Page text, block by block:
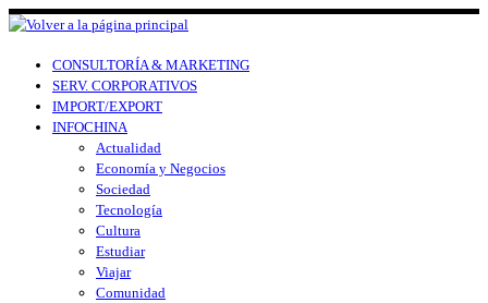
CONSULTORÍA & MARKETING
SERV. CORPORATIVOS
IMPORT/EXPORT
INFOCHINA
Actualidad
Economía y Negocios
Sociedad
Tecnología
Cultura
Estudiar
Viajar
Comunidad